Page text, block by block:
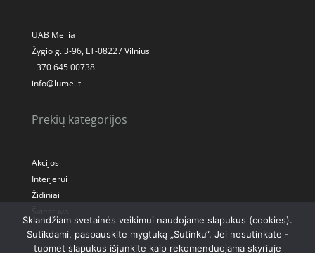
UAB Mellia
Žygio g. 3-96, LT-08227 Vilnius
+370 645 00738
info@lume.lt
Prekių kategorijos
Akcijos
Interjerui
Židiniai
Sklandžiam svetainės veikimui naudojame slapukus (cookies).
Sutikdami, paspauskite mygtuką „Sutinku“. Jei nesutinkate -
tuomet slapukus išjunkite kaip rekomenduojama skyriuje